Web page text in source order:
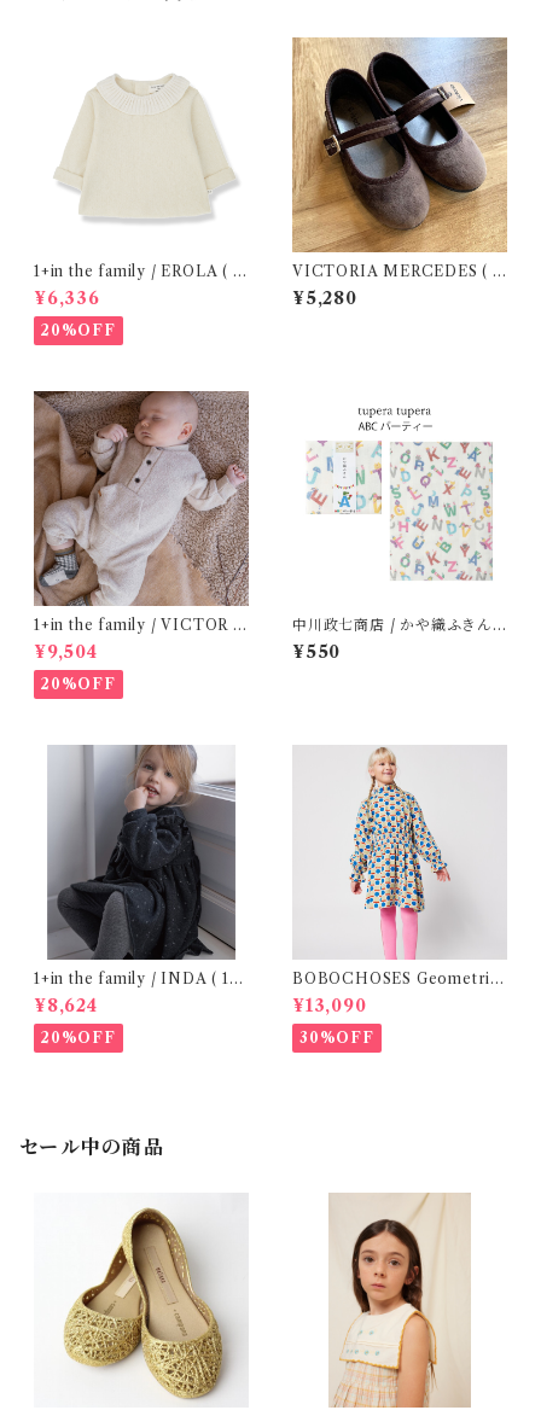
1+in the family / EROLA ( 2
4m )
¥6,336
20%OFF
VICTORIA MERCEDES ( 2
9-34 / Testa )
¥5,280
1+in the family / VICTOR (
12m )
¥9,504
20%OFF
中川政七商店 / かや織ふきん (
tupera tupera ABCパーティ
ー)
¥550
1+in the family / INDA ( 12-
48m )
¥8,624
20%OFF
BOBOCHOSES Geometric
Scacs all over dress / 4-8Y
¥13,090
30%OFF
セール中の商品